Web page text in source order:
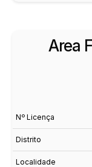
Area
Nº Licença
Distrito
Localidade